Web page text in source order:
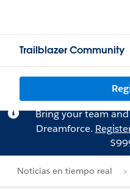
Trailblazer Community
Bring your team
Dreamforce.
Noticias en tiempo real